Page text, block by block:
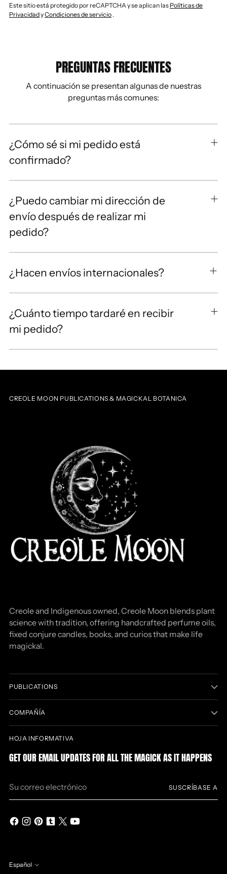
Este sitio está protegido por reCAPTCHA y se aplican las Políticas de
PrivacidadyCondiciones de servicio .
PREGUNTAS FRECUENTES
A continuación se presentan algunas de nuestras
preguntas más comunes:
¿Cómo sé si mi pedido está
confirmado?
¿Puedo cambiar mi dirección de
envío después de realizar mi
pedido?
¿Hacen envíos internacionales?
¿Cuánto tiempo tardaré en recibir
mi pedido?
CREOLE MOON PUBLICATIONS & MAGICKAL BOTANICA
Creole and Indigenous owned, Creole Moon blends plant
science with tradition, offering handcrafted perfume oils,
fixed conjure candles, books, and curios that make life
magickal.
PUBLICATIONS
COMPAÑÍA
HOJA INFORMATIVA
GET OUR EMAIL UPDATES FOR ALL THE MAGICK AS IT HAPPENS
correo
SUSCRÍBASE A
idioma
Español